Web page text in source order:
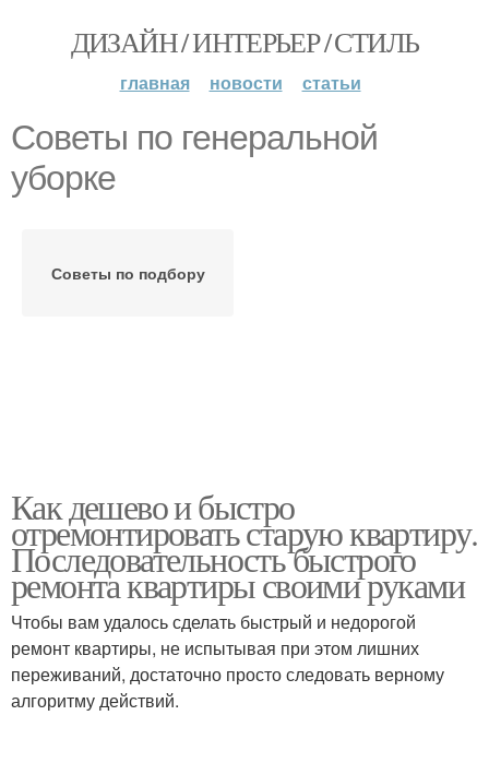
ДИЗАЙН / ИНТЕРЬЕР / СТИЛЬ
главная новости статьи
Советы по генеральной
уборке
Советы по подбору
Как дешево и быстро
отремонтировать старую квартиру.
Последовательность быстрого
ремонта квартиры своими руками
Чтобы вам удалось сделать быстрый и недорогой
ремонт квартиры, не испытывая при этом лишних
переживаний, достаточно просто следовать верному
алгоритму действий.